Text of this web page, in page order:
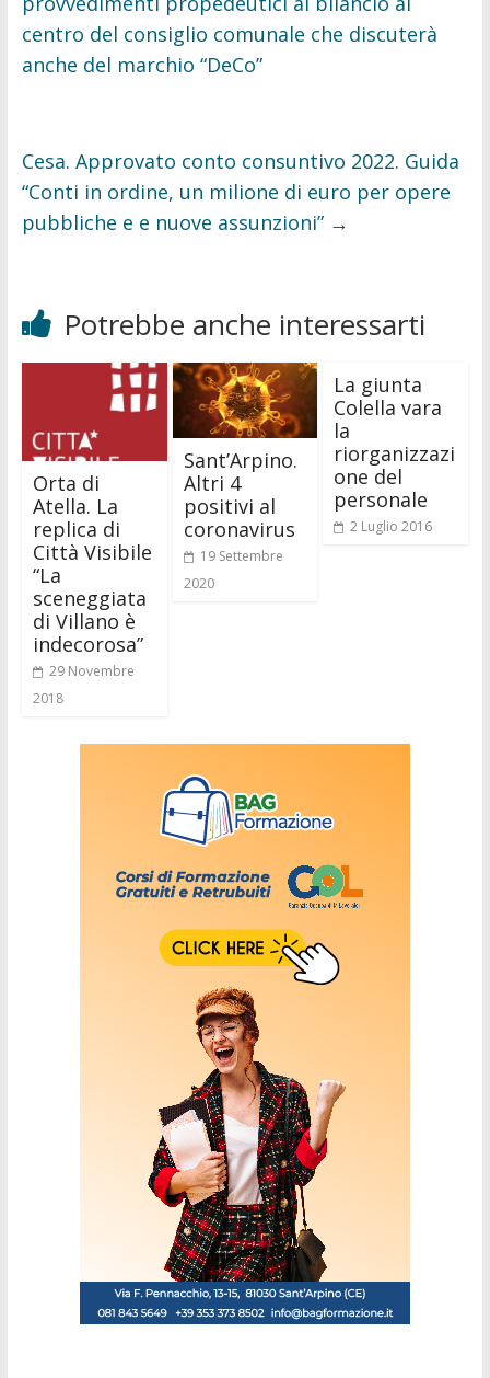
centro del consiglio comunale che discuterà
anche del marchio “DeCo”
Cesa. Approvato conto consuntivo 2022. Guida
“Conti in ordine, un milione di euro per opere
pubbliche e e nuove assunzioni” →
Potrebbe anche interessarti
Orta di
Atella. La
replica di
Città Visibile
“La
sceneggiata
di Villano è
indecorosa”
29 Novembre
2018
Sant’Arpino.
Altri 4
positivi al
coronavirus
19 Settembre
2020
La giunta
Colella vara
la
riorganizzazi
one del
personale
2 Luglio 2016